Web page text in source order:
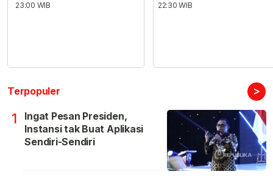
23:00 WIB
22:30 WIB
Terpopuler >
1
Ingat Pesan Presiden,
Instansi tak Buat Aplikasi
Sendiri-Sendiri